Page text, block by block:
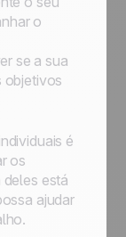
o
se a sua
objetivos
individuais é
os
está
ajudar